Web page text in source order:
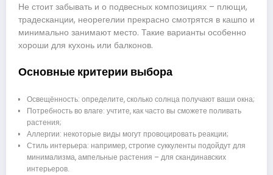
Не стоит забывать и о подвесных композициях – плющи,
традесканции, неорегелии прекрасно смотрятся в кашпо и
минимально занимают место. Такие варианты особенно
хороши для кухонь или балконов.
Основные критерии выбора
Освещённость: определите, сколько солнца получают ваши окна;
Потребность во влаге: учтите, как часто вы сможете поливать
растения;
Аллергии: некоторые виды могут провоцировать реакции;
Стиль интерьера: например, строгие суккуленты подойдут для
минимализма, ампельные растения – для скандинавских
интерьеров.